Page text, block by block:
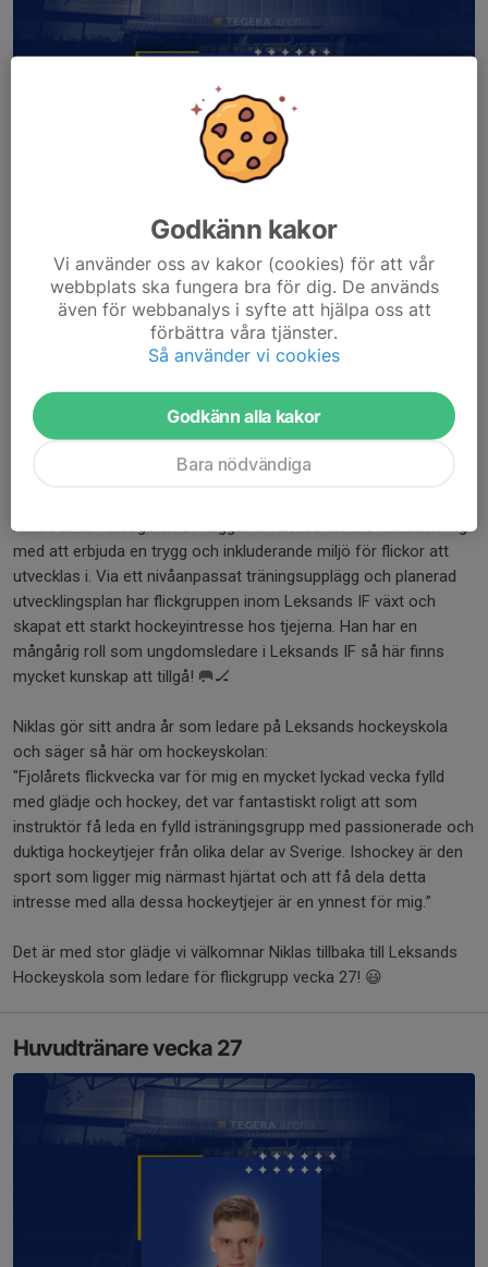
Niklas är till vardags en av kuggarna i Leksands IFs flicksatsning
med att erbjuda en trygg och inkluderande miljö för flickor att
utvecklas i. Via ett nivåanpassat träningsupplägg och planerad
utvecklingsplan har flickgruppen inom Leksands IF växt och
skapat ett starkt hockeyintresse hos tjejerna. Han har en
mångårig roll som ungdomsledare i Leksands IF så här finns
mycket kunskap att tillgå! 🥅🏒
Niklas gör sitt andra år som ledare på Leksands hockeyskola
och säger så här om hockeyskolan:
"Fjolårets flickvecka var för mig en mycket lyckad vecka fylld
med glädje och hockey, det var fantastiskt roligt att som
instruktör få leda en fylld isträningsgrupp med passionerade och
duktiga hockeytjejer från olika delar av Sverige. Ishockey är den
sport som ligger mig närmast hjärtat och att få dela detta
intresse med alla dessa hockeytjejer är en ynnest för mig.”
Det är med stor glädje vi välkomnar Niklas tillbaka till Leksands
Hockeyskola som ledare för flickgrupp vecka 27! 😃
Huvudtränare vecka 27
Godkänn kakor
Vi använder oss av kakor (cookies) för att vår
webbplats ska fungera bra för dig. De används
även för webbanalys i syfte att hjälpa oss att
förbättra våra tjänster.
Så använder vi cookies
Godkänn alla kakor
Bara nödvändiga